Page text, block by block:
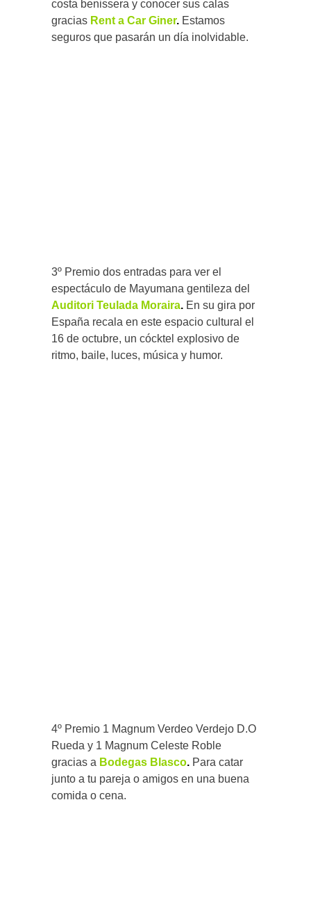
costa benissera y conocer sus calas
gracias Rent a Car Giner. Estamos
seguros que pasarán un día inolvidable.
3º Premio dos entradas para ver el
espectáculo de Mayumana gentileza del
Auditori Teulada Moraira. En su gira por
España recala en este espacio cultural el
16 de octubre, un cócktel explosivo de
ritmo, baile, luces, música y humor.
4º Premio 1 Magnum Verdeo Verdejo D.O
Rueda y 1 Magnum Celeste Roble
gracias a Bodegas Blasco. Para catar
junto a tu pareja o amigos en una buena
comida o cena.